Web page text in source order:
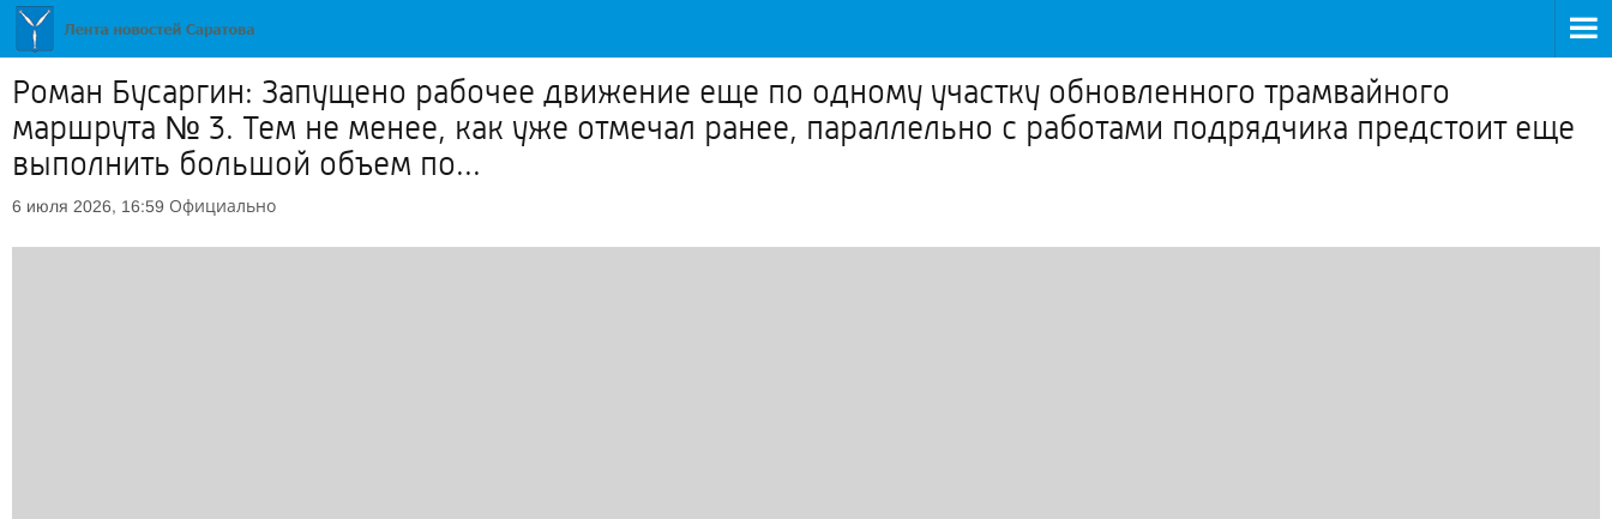
Роман Бусаргин: Запущено рабочее движение еще по одному участку обновленного трамвайного
маршрута № 3. Тем не менее, как уже отмечал ранее, параллельно с работами подрядчика предстоит еще
выполнить большой объем по...
6 июля 2026, 16:59 Официально